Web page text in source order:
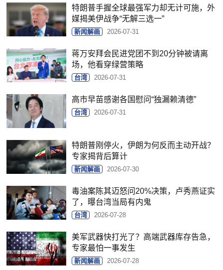
特朗普手握全球最强军力却无计可施，外
媒揭美伊战争“无解三选一”
新闻解画 2026-07-31
蒋万安拜会民进党团不到20分钟被请离
场，他看穿绿营策略
台湾 2026-07-31
高市早苗感谢各国慰问“独漏赖清德”
台湾 2026-07-31
特朗普刚停火，伊朗为何反而主动开战？
专家揭背后算计
新闻解画 2026-07-30
毒油案陈其迈怒问20%决策，卢秀燕证实
了，曝台湾当局有内鬼
台湾 2026-07-28
美军武器快打光了？高端武器库存告急，
专家最怕一事发生
新闻解画 2026-07-28